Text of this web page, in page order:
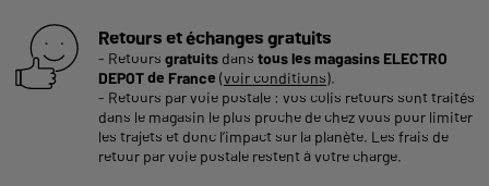
Retours et échanges gratuits
- Retours gratuits dans tous les magasins ELECTRO
DEPOT de France (voir conditions).
- Retours par voie postale : vos colis retours sont traités
dans le magasin le plus proche de chez vous pour limiter
les trajets et donc l’impact sur la planète. Les frais de
retour par voie postale restent à votre charge.